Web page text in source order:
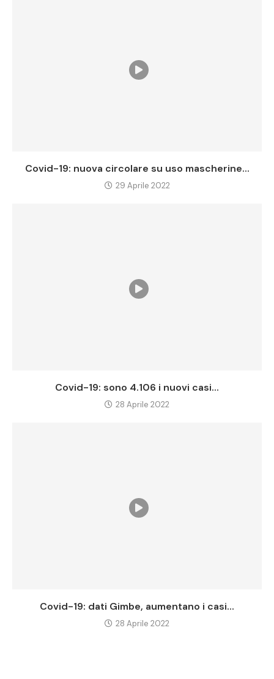
Covid-19: nuova circolare su uso mascherine...
29 Aprile 2022
Covid-19: sono 4.106 i nuovi casi...
28 Aprile 2022
Covid-19: dati Gimbe, aumentano i casi...
28 Aprile 2022